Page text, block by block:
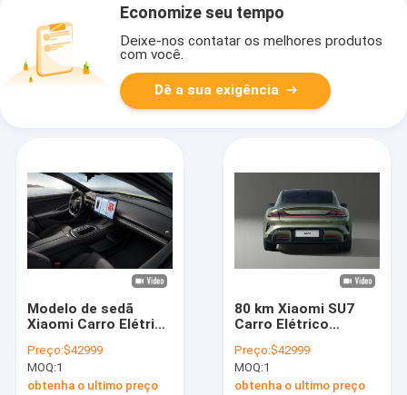
Economize seu tempo
Deixe-nos contatar os melhores produtos
com você.
Dê a sua exigência
Modelo de sedã
Xiaomi Carro Elétrico
Sentido de
Movimento
Preço:$42999
MOQ:1
obtenha o ultimo preço
80 km Xiaomi SU7
Carro Elétrico
motor duplo para até
800 cavalos de
potência
Preço:$42999
MOQ:1
obtenha o ultimo preço